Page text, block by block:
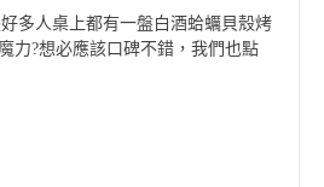
好多人桌上都有一盤白酒蛤蠣貝殼烤
力?想必應該口碑不錯，我們也點